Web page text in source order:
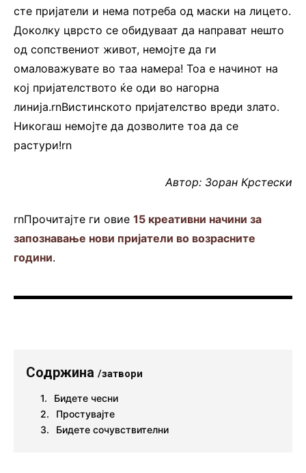
сте пријатели и нема потреба од маски на лицето.
Доколку цврсто се обидуваат да направат нешто
од сопствениот живот, немојте да ги
омаловажувате во таа намера! Тоа е начинот на
кој пријателството ќе оди во нагорна
линија.rnВистинското пријателство вреди злато.
Никогаш немојте да дозволите тоа да се
растури!rn
Автор: Зоран Крстески
rnПрочитајте ги овие 15 креативни начини за
запознавање нови пријатели во возрасните
години.
Содржина /затвори
Бидете чесни
Простувајте
Бидете сочувствителни